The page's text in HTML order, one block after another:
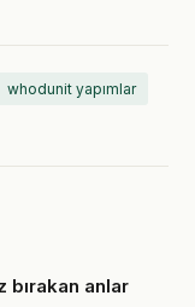
whodunit yapımlar
bırakan anlar